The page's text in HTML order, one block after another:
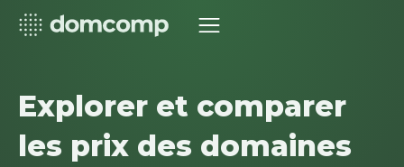
Explorer et comparer
les prix des domaines